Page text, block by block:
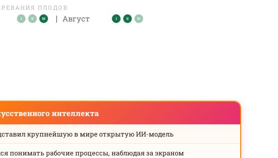
ПЛОДОВ
| Август
интеллекта
крупнейшую в мире открытую ИИ-модель
понимать рабочие процессы, наблюдая за экраном